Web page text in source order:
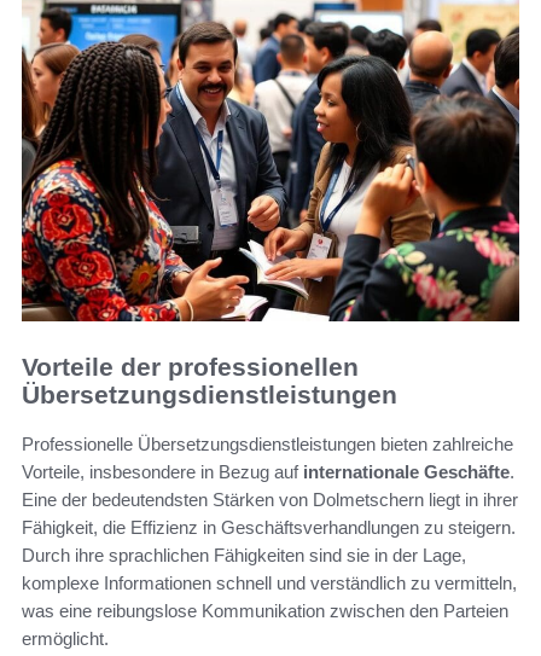
Vorteile der professionellen
Übersetzungsdienstleistungen
Professionelle Übersetzungsdienstleistungen bieten zahlreiche
Vorteile, insbesondere in Bezug auf internationale Geschäfte.
Eine der bedeutendsten Stärken von Dolmetschern liegt in ihrer
Fähigkeit, die Effizienz in Geschäftsverhandlungen zu steigern.
Durch ihre sprachlichen Fähigkeiten sind sie in der Lage,
komplexe Informationen schnell und verständlich zu vermitteln,
was eine reibungslose Kommunikation zwischen den Parteien
ermöglicht.